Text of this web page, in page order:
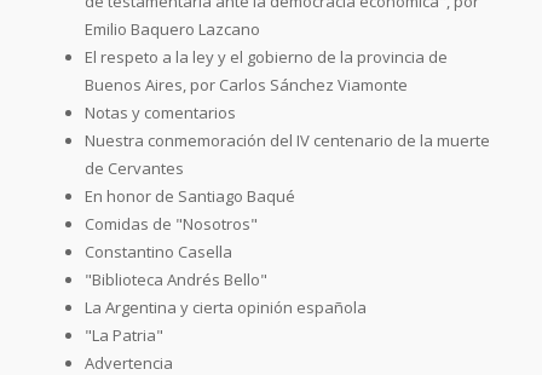
Emilio Baquero Lazcano
El respeto a la ley y el gobierno de la provincia de
Buenos Aires, por Carlos Sánchez Viamonte
Notas y comentarios
Nuestra conmemoración del IV centenario de la muerte
de Cervantes
En honor de Santiago Baqué
Comidas de "Nosotros"
Constantino Casella
"Biblioteca Andrés Bello"
La Argentina y cierta opinión española
"La Patria"
Advertencia